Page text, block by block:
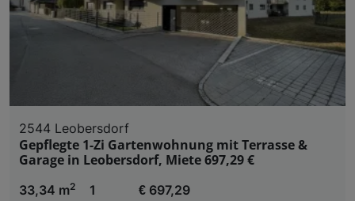
2544 Leobersdorf
Gepflegte 1-Zi Gartenwohnung mit Terrasse &
Garage in Leobersdorf, Miete 697,29 €
33,34 m2
1 € 697,29